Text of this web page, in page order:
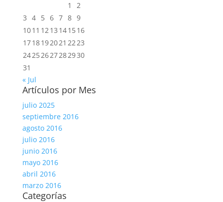
1
2
3 4 5 6 7 8 9
1011 1213 141516
1718192021 2223
24252627282930
31
« Jul
Artículos por Mes
julio 2025
septiembre 2016
agosto 2016
julio 2016
junio 2016
mayo 2016
abril 2016
marzo 2016
Categorías